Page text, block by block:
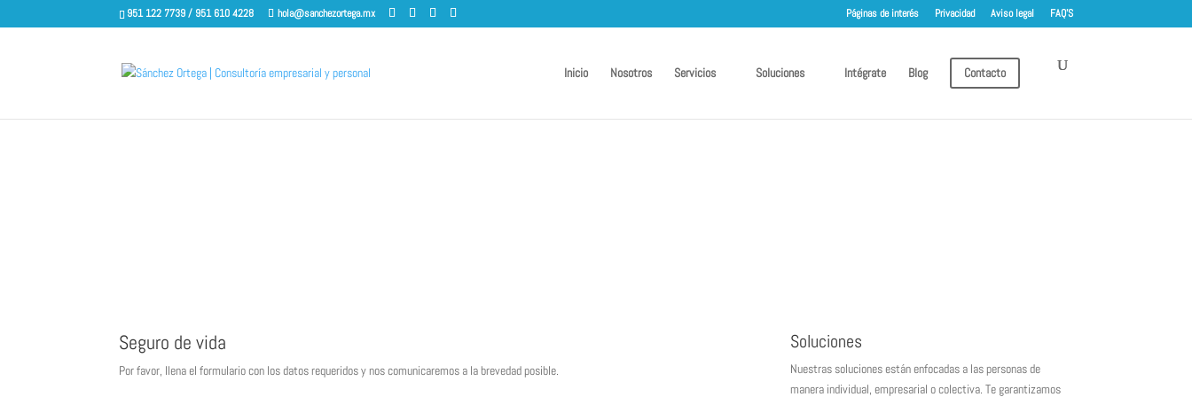
951 122 7739 / 951 610 4228 hola@sanchezortega.mx Páginas de interés Privacidad Aviso legal FAQ’S
Inicio Nosotros Servicios Soluciones Intégrate Blog Contacto
Seguro de vida
Por favor, llena el formulario con los datos requeridos y nos comunicaremos a la brevedad posible.
Soluciones
Nuestras soluciones están enfocadas a las personas de
manera individual, empresarial o colectiva. Te garantizamos